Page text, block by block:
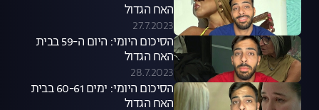
האח הגדול
27.7.2023
הסיכום היומי: היום ה-59 בבית
האח הגדול
28.7.2023
הסיכום היומי: ימים 60-61 בבית
האח הגדול